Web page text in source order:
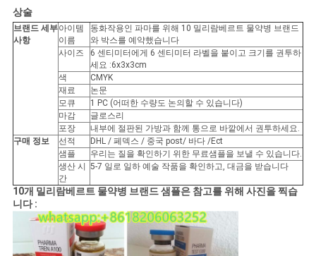
이
트
PRIVACY
POLICY
상술
브랜드 세부
사항
아이템
이름
동화작용인 파마를 위해 10 밀리람베르트 물약병 브랜드
와 박스를 예약했습니다
사이즈
6 센티미터에게 6 센티미터 라벨을 붙이고 크기를 권투하
세요 :6x3x3cm
색
CMYK
재료
논문
모큐
1 PC (어떠한 수량도 논의할 수 있습니다)
마감
글로스리
포장
내부에 절판된 가방과 함께 통으로 바깥에서 권투하세요.
구매 정보
선적
DHL / 페덱스 / 중국 post/ 바다 /Ect
샘플
우리는 질을 확인하기 위한 무료샘플을 보낼 수 있습니다.
생산 시
간
5-7 일로 일하 예술 작품을 확인하고, 대금을 받습니다
10개 밀리람베르트 물약병 브랜드 샘플은 참고를 위해 사진을 찍습
니다 :